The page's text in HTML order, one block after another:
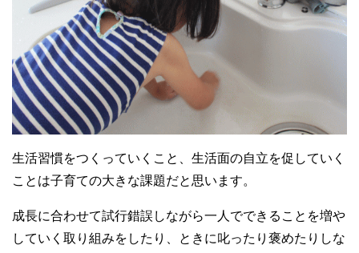
生活習慣をつくっていくこと、生活面の自立を促していく
ことは子育ての大きな課題だと思います。
成長に合わせて試行錯誤しながら一人でできることを増や
していく取り組みをしたり、ときに叱ったり褒めたりしな